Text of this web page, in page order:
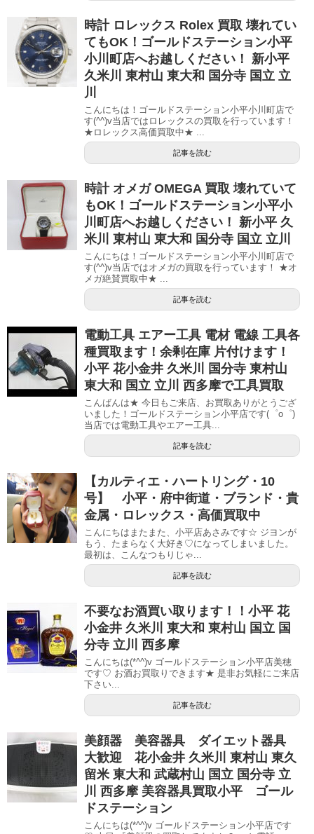
時計 ロレックス Rolex 買取 壊れてい
てもOK！ゴールドステーション小平
小川町店へお越しください！ 新小平
久米川 東村山 東大和 国分寺 国立 立
川
こんにちは！ゴールドステーション小平小川町店で
す(^^)v当店ではロレックスの買取を行っています！
★ロレックス高価買取中★ ...
記事を読む
時計 オメガ OMEGA 買取 壊れていて
もOK！ゴールドステーション小平小
川町店へお越しください！ 新小平 久
米川 東村山 東大和 国分寺 国立 立川
こんにちは！ゴールドステーション小平小川町店で
す(^^)v当店ではオメガの買取を行っています！ ★オ
メガ絶賛買取中★ ...
記事を読む
電動工具 エアー工具 電材 電線 工具各
種買取ます！余剰在庫 片付けます！
小平 花小金井 久米川 国分寺 東村山
東大和 国立 立川 西多摩で工具買取
こんばんは★ 今日もご来店、お買取ありがとうござ
いました！ゴールドステーション小平店です(゜o゜)
当店では電動工具やエアー工具...
記事を読む
【カルティエ・ハートリング・10
号】 小平・府中街道・ブランド・貴
金属・ロレックス・高価買取中
こんにちはまたまた、小平店あさみです☆ ジヨンが
もう、たまらなく大好き♡になってしまいました。
最初は、こんなつもりじゃ...
記事を読む
不要なお酒買い取ります！！小平 花
小金井 久米川 東大和 東村山 国立 国
分寺 立川 西多摩
こんにちは(*^^)v ゴールドステーション小平店美穂
です♡ お酒お買取りできます★ 是非お気軽にご来店
下さい...
記事を読む
美顔器 美容器具 ダイエット器具
大歓迎 花小金井 久米川 東村山 東久
留米 東大和 武蔵村山 国立 国分寺 立
川 西多摩 美容器具買取小平 ゴール
ドステーション
こんにちは(*^^)v ゴールドステーション小平店です